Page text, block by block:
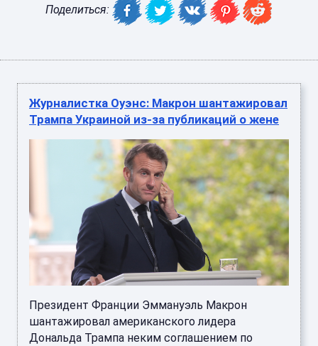
Поделиться:
Журналистка Оуэнс: Макрон шантажировал
Трампа Украиной из-за публикаций о жене
Президент Франции Эммануэль Макрон
шантажировал американского лидера
Дональда Трампа неким соглашением по